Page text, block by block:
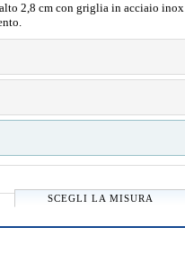
2,8 cm con griglia in acciaio inox
SCEGLI LA MISURA